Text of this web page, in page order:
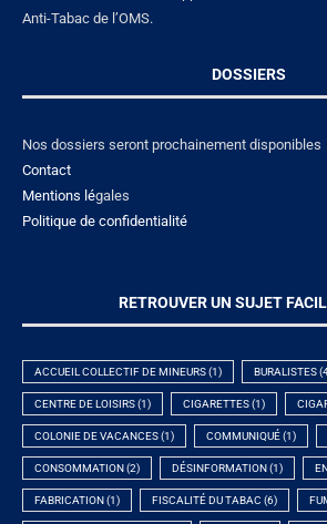
Anti-Tabac de l’OMS.
DOSSIERS
Nos dossiers seront prochainement disponibles
Contact
Mentions légales
Politique de confidentialité
RETROUVER UN SUJET
ACCUEIL COLLECTIF DE MINEURS(1) BURALISTES
CENTRE DE LOISIRS(1) CIGARETTES(1)
COLONIE DE VACANCES(1) COMMUNIQUÉ(1)
CONSOMMATION (2) DÉSINFORMATION (1)
FABRICATION (1) FISCALITÉ DU TABAC (6)